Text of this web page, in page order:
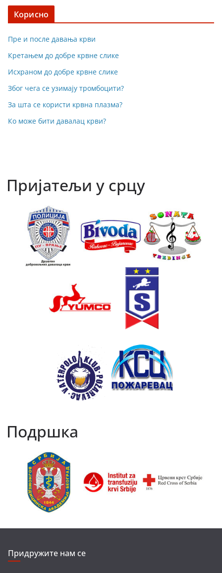
е
ц
и
ј
Корисно
Пре и после давања крви
Кретањем до добре крвне слике
Исхраном до добре крвне слике
Због чега се узимају тромбоцити?
За шта се користи крвна плазма?
Ко може бити давалац крви?
Пријатељи у срцу
Подршка
Придружите нам се